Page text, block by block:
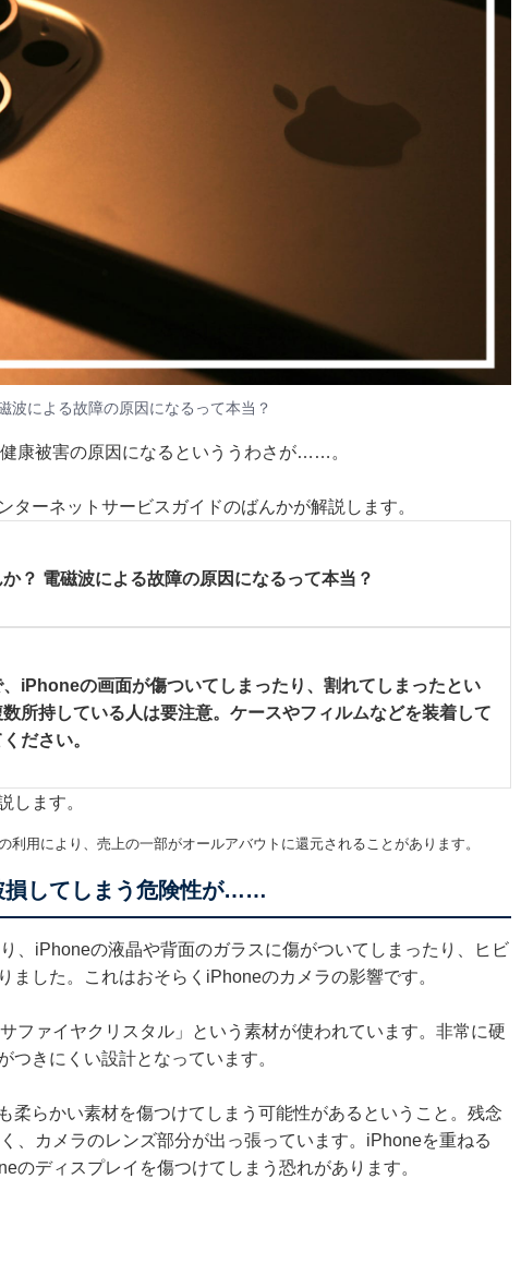
波による故障の原因になるって本当？
康被害の原因になるといううわさが……。
ターネットサービスガイドのばんかが解説します。
？ 電磁波による故障の原因になるって本当？
iPhoneの画面が傷ついてしまったり、割れてしまったとい
所持している人は要注意。ケースやフィルムなどを装着して
ださい。
します。
用により、売上の一部がオールアバウトに還元されることがあります。
損してしまう危険性が……
、iPhoneの液晶や背面のガラスに傷がついてしまったり、ヒビ
ました。これはおそらくiPhoneのカメラの影響です。
ファイヤクリスタル」という素材が使われています。非常に硬
つきにくい設計となっています。
柔らかい素材を傷つけてしまう可能性があるということ。残念
、カメラのレンズ部分が出っ張っています。iPhoneを重ねる
のディスプレイを傷つけてしまう恐れがあります。